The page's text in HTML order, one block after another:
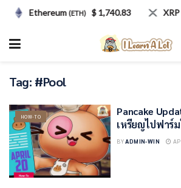
Tag: #Pool
HOW-TO
Pancake
เหรียญไปฟาร์
BYADMIN-WIN
Ethereum(ETH) $ 1,740.83 XRP